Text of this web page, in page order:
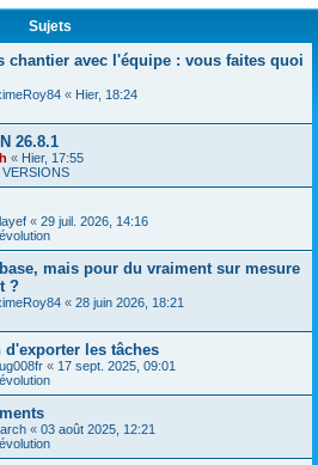
c
Sujets
chantier avec l'équipe : vous faites quoi
« Hier, 18:24
26.8.1
« Hier, 17:55
« 29 juil. 2026, 14:16
mais pour du vraiment sur mesure
?
« 28 juin 2026, 18:21
les tâches
« 17 sept. 2025, 09:01
« 03 août 2025, 12:21